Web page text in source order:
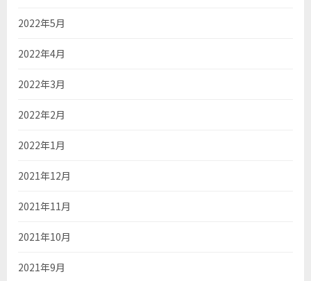
2022年5月
2022年4月
2022年3月
2022年2月
2022年1月
2021年12月
2021年11月
2021年10月
2021年9月